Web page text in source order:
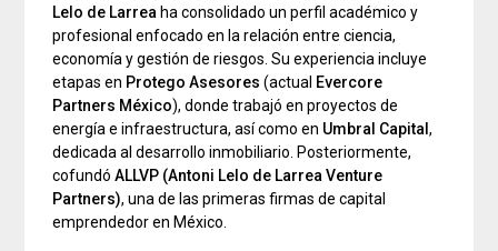
Lelo de Larrea ha consolidado un perfil académico y
profesional enfocado en la relación entre ciencia,
economía y gestión de riesgos. Su experiencia incluye
etapas en Protego Asesores (actual Evercore
Partners México), donde trabajó en proyectos de
energía e infraestructura, así como en Umbral Capital,
dedicada al desarrollo inmobiliario. Posteriormente,
cofundóALLVP (Antoni Lelo de Larrea Venture
Partners), una de las primeras firmas de capital
emprendedor en México.